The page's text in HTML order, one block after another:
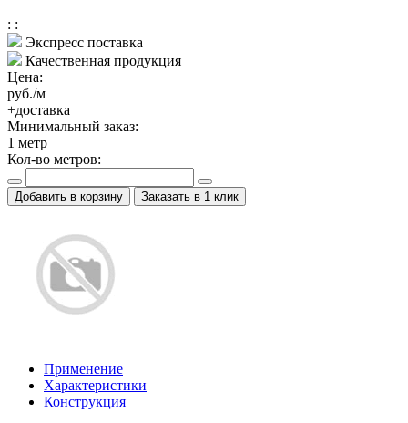
: :
Экспресс поставка
Качественная продукция
Цена:
руб./м
+доставка
Минимальный заказ:
1 метр
Кол-во метров:
Добавить в корзину Заказать в 1 клик
Применение
Характеристики
Конструкция